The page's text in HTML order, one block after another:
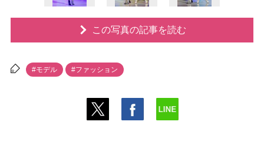
この写真の記事を読む
#モデル #ファッション